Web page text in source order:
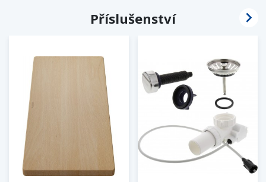
Příslušenství 